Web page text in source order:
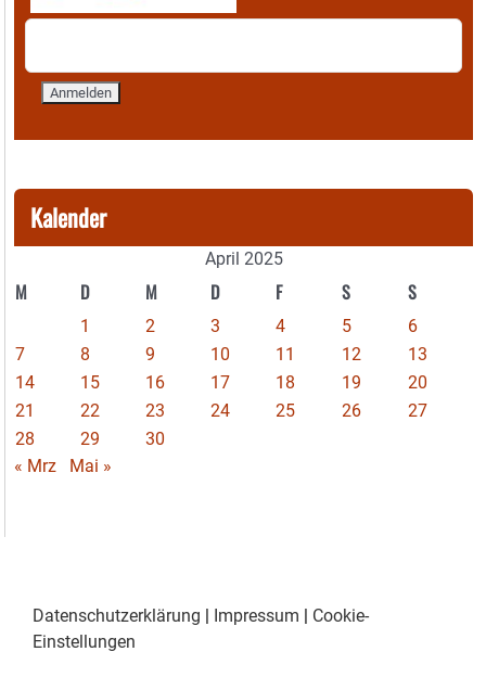
Kalender
April 2025
M D M D F S S
1 2 3 4 5
6
7
8 9 10 11 12
13
14
15 16 17 18 19
20
21
22 23 24 25 26
27
28
29
30
« Mrz
Mai »
Datenschutzerklärung | Impressum | Cookie-
Einstellungen